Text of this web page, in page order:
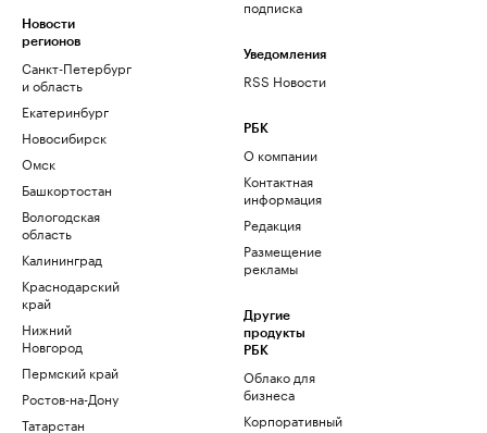
Новости
регионов
Санкт-Петербург
и область
Екатеринбург
Новосибирск
Омск
Башкортостан
Вологодская
область
Калининград
Краснодарский
край
Нижний
Новгород
Пермский край
Ростов-на-Дону
Татарстан
подписка
Уведомления
RSS Новости
РБК
О компании
Контактная
информация
Редакция
Размещение
рекламы
Другие
продукты
РБК
Облако для
бизнеса
Корпоративный